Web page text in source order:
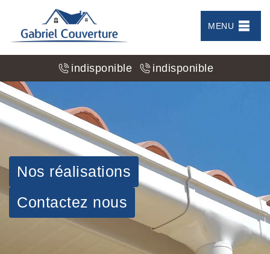
MENU
indisponible indisponible
Nos réalisations
Contactez nous